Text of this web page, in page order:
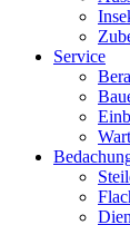
Service